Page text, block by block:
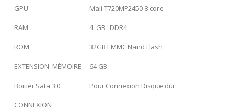
GPU Mali-T720MP2450 8-core
RAM 4 GB DDR4
ROM 32GB EMMC Nand Flash
EXTENSION MÉMOIRE 64 GB
Boitier Sata 3.0 Pour Connexion Disque dur
CONNEXION